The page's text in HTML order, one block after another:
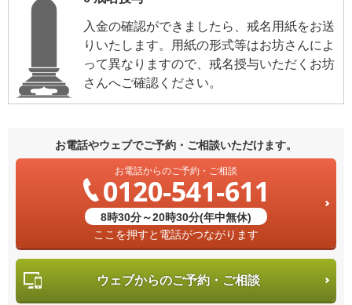
入金の確認ができましたら、戒名用紙をお送
りいたします。用紙の形式等はお坊さんによ
って異なりますので、戒名授与いただくお坊
さんへご確認ください。
お電話やウェブでご予約・ご相談いただけます。
お電話からのご予約・ご相談
0120-541-611
8時30分～20時30分(年中無休)
ここを押すと電話がつながります
ウェブからのご予約・ご相談